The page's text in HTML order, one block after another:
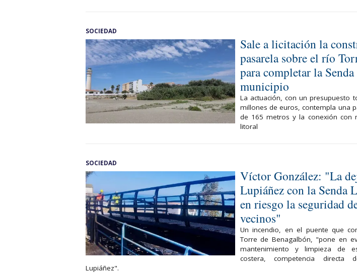
SOCIEDAD
Sale a licitación la
pasarela sobre el río
para completar la
municipio
La actuación, con un presupuesto
millones de euros, contempla una
de 165 metros y la conexión con
litoral
SOCIEDAD
Víctor González: "La
Lupiáñez con la Senda
en riesgo la seguridad
vecinos"
Un incendio, en el puente que
Torre de Benagalbón, "pone en
mantenimiento y limpieza de
costera, competencia directa
Lupiáñez".